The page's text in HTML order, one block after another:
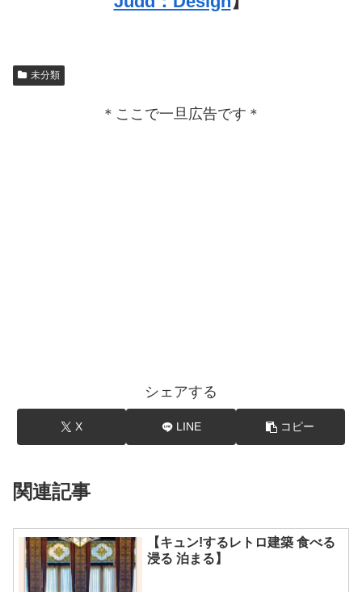
未分類
＊ここで一旦広告です＊
シェアする
X LINE コピー
関連記事
【キュン!するレトロ建築 食べる
浸る 泊まる】